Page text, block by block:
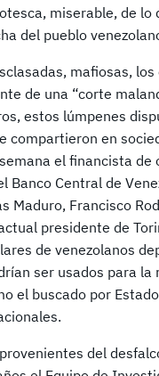
miserable, de
del pueblo
mafiosas,
de una “corte
estos lúmpenes
compartieron en
el financista de
Banco Central de
Maduro, Francisco
presidente de
de venezolanos
ser usados para
el buscado por
del